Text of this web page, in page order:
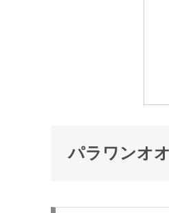
パラワンオ